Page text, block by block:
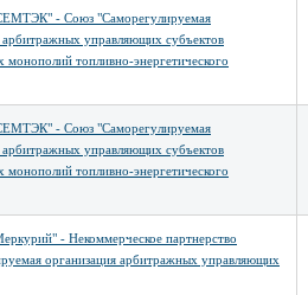
- Союз "Саморегулируемая
арбитражных управляющих субъектов
монополий топливно-энергетического
- Союз "Саморегулируемая
арбитражных управляющих субъектов
монополий топливно-энергетического
- Некоммерческое партнерство
организация арбитражных управляющих